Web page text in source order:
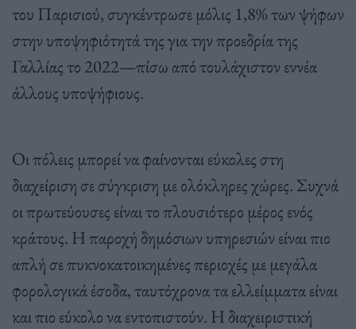
του Παρισιού, συγκέντρωσε μόλις 1,8% των ψήφων
στην υποψηφιότητά της για την προεδρία της
Γαλλίας το 2022—πίσω από τουλάχιστον εννέα
άλλους υποψήφιους.
Οι πόλεις μπορεί να φαίνονται εύκολες στη
διαχείριση σε σύγκριση με ολόκληρες χώρες. Συχνά
οι πρωτεύουσες είναι το πλουσιότερο μέρος ενός
κράτους. Η παροχή δημόσιων υπηρεσιών είναι πιο
απλή σε πυκνοκατοικημένες περιοχές με μεγάλα
φορολογικά έσοδα, ταυτόχρονα τα ελλείμματα είναι
και πιο εύκολο να εντοπιστούν. Η διαχειριστική